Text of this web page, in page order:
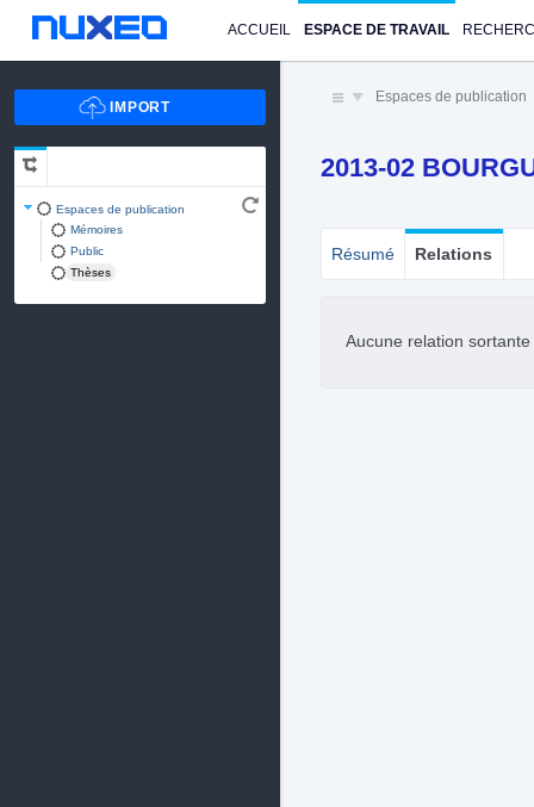
ACCUEIL ESPACE DE TRAVAIL
Espaces de publication
Mémoires
Public
Thèses
Espaces de publication
2013-02
Résumé Relations
Aucune relation